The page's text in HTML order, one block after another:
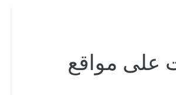
على مواقع